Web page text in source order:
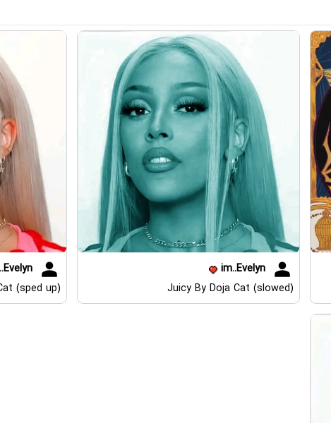
im..Evelyn
Juicy By Doja Cat (slowed)
(sped up)